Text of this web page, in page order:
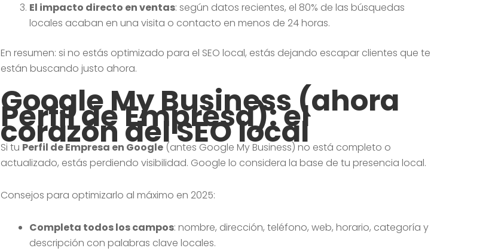
El impacto directo en ventas: según datos recientes, el 80% de las búsquedas
locales acaban en una visita o contacto en menos de 24 horas.
En resumen: si no estás optimizado para el SEO local, estás dejando escapar clientes que te
están buscando justo ahora.
Google My Business (ahora
Perfil de Empresa): el
corazón del SEO local
Si tu Perfil de Empresa en Google(antes Google My Business) no está completo o
actualizado, estás perdiendo visibilidad. Google lo considera la base de tu presencia local.
Consejos para optimizarlo al máximo en 2025:
Completa todos los campos: nombre, dirección, teléfono, web, horario, categoría y
descripción con palabras clave locales.